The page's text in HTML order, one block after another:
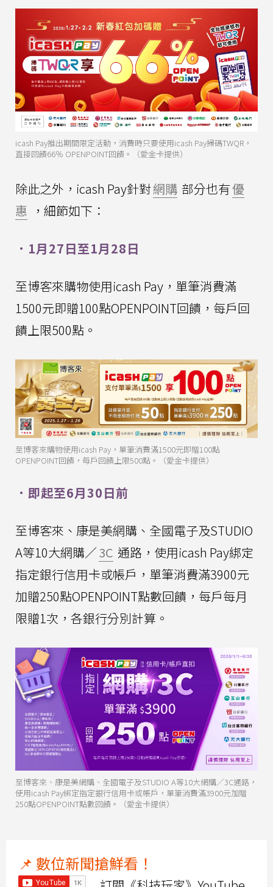
icash Pay推出期間限定活動，消費時只要使用icash Pay掃碼TWQR，
直接回饋66％ OPENPOINT回饋。（愛金卡提供）
除此之外，icash Pay針對網購 部分也有優
惠 ，細節如下：
．1月27日至1月28日
至博客來購物使用icash Pay，單筆消費滿
1500元即贈100點OPENPOINT回饋，每戶回
饋上限500點。
至博客來購物使用icash Pay，單筆消費滿1500元即贈100點
OPENPOINT回饋，每戶回饋上限500點。（愛金卡提供）
．即起至6月30日前
至博客來、康是美網購、全國電子及STUDIO
A等10大網購／3C 通路，使用icash Pay綁定
指定銀行信用卡或帳戶，單筆消費滿3900元
加贈250點OPENPOINT點數回饋，每戶每月
限贈1次，各銀行分別計算。
至博客來、康是美網購、全國電子及STUDIO A等10大網購／3C通路，
使用icash Pay綁定指定銀行信用卡或帳戶，單筆消費滿3900元加贈
250點OPENPOINT點數回饋。（愛金卡提供）
📌 數位新聞搶鮮看！